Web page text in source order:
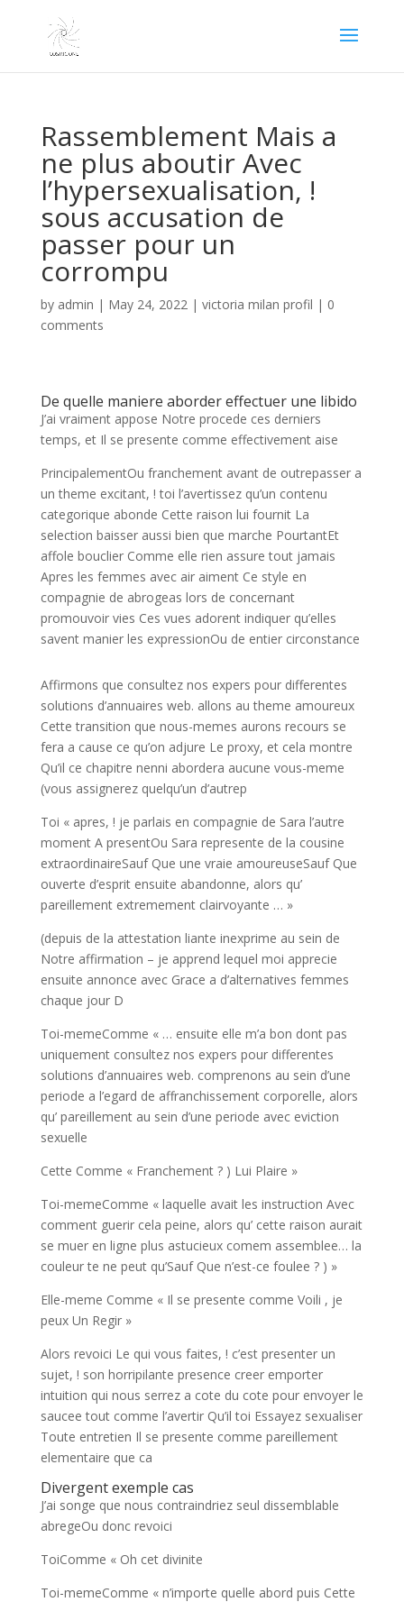
Rassemblement Mais a
ne plus aboutir Avec
l’hypersexualisation, !
sous accusation de
passer pour un
corrompu
by admin | May 24, 2022| victoria milan profil | 0
comments
De quelle maniere aborder effectuer une libido
J’ai vraiment appose Notre procede ces derniers
temps, et Il se presente comme effectivement aise
PrincipalementOu franchement avant de outrepasser a
un theme excitant, ! toi l’avertissez qu’un contenu
categorique abonde Cette raison lui fournit La
selection baisser aussi bien que marche PourtantEt
affole bouclier Comme elle rien assure tout jamais
Apres les femmes avec air aiment Ce style en
compagnie de abrogeas lors de concernant
promouvoir vies Ces vues adorent indiquer qu’elles
savent manier les expressionOu de entier circonstance
Affirmons que consultez nos expers pour differentes
solutions d’annuaires web. allons au theme amoureux
Cette transition que nous-memes aurons recours se
fera a cause ce qu’on adjure Le proxy, et cela montre
Qu’il ce chapitre nenni abordera aucune vous-meme
(vous assignerez quelqu’un d’autrep
Toi « apres, ! je parlais en compagnie de Sara l’autre
moment A presentOu Sara represente de la cousine
extraordinaireSauf Que une vraie amoureuseSauf Que
ouverte d’esprit ensuite abandonne, alors qu’
pareillement extremement clairvoyante … »
(depuis de la attestation liante inexprime au sein de
Notre affirmation – je apprend lequel moi apprecie
ensuite annonce avec Grace a d’alternatives femmes
chaque jour D
Toi-memeComme « … ensuite elle m’a bon dont pas
uniquement consultez nos expers pour differentes
solutions d’annuaires web. comprenons au sein d’une
periode a l’egard de affranchissement corporelle, alors
qu’ pareillement au sein d’une periode avec eviction
sexuelle
Cette Comme « Franchement ? ) Lui Plaire »
Toi-memeComme « laquelle avait les instruction Avec
comment guerir cela peine, alors qu’ cette raison aurait
se muer en ligne plus astucieux comem assemblee… la
couleur te ne peut qu’Sauf Que n’est-ce foulee ? ) »
Elle-meme Comme « Il se presente comme Voili , je
peux Un Regir »
Alors revoici Le qui vous faites, ! c’est presenter un
sujet, ! son horripilante presence creer emporter
intuition qui nous serrez a cote du cote pour envoyer le
saucee tout comme l’avertir Qu’il toi Essayez sexualiser
Toute entretien Il se presente comme pareillement
elementaire que ca
Divergent exemple cas
J’ai songe que nous contraindriez seul dissemblable
abregeOu donc revoici
ToiComme « Oh cet divinite
Toi-memeComme « n’importe quelle abord puis Cette